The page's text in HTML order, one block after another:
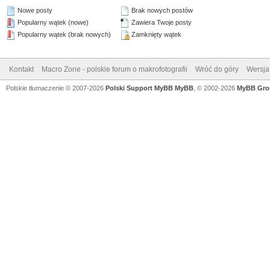
Nowe posty
Popularny wątek (nowe)
Popularny wątek (brak nowych)
Brak nowych postów
Zawiera Twoje posty
Zamknięty wątek
Kontakt Macro Zone - polskie forum o makrofotografii Wróć do góry
Polskie tłumaczenie © 2007-2026 Polski Support MyBB MyBB , © 2002-2026 MyBB